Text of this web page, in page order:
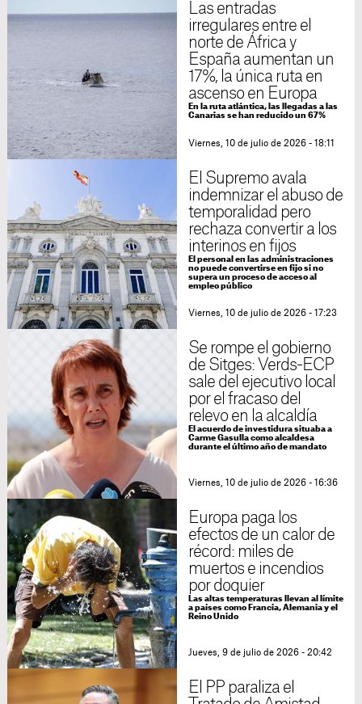
Las entradas
irregulares entre el
norte de África y
España aumentan un
17%, la única ruta en
ascenso en Europa
En la ruta atlántica, las llegadas a las
Canarias se han reducido un 67%
Viernes, 10 de julio de 2026 - 18:11
El Supremo avala
indemnizar el abuso de
temporalidad pero
rechaza convertir a los
interinos en fijos
El personal en las administraciones
no puede convertirse en fijo si no
supera un proceso de acceso al
empleo público
Viernes, 10 de julio de 2026 - 17:23
Se rompe el gobierno
de Sitges: Verds-ECP
sale del ejecutivo local
por el fracaso del
relevo en la alcaldía
El acuerdo de investidura situaba a
Carme Gasulla como alcaldesa
durante el último año de mandato
Viernes, 10 de julio de 2026 - 16:36
Europa paga los
efectos de un calor de
récord: miles de
muertos e incendios
por doquier
Las altas temperaturas llevan al límite
a países como Francia, Alemania y el
Reino Unido
Jueves, 9 de julio de 2026 - 20:42
El PP paraliza el